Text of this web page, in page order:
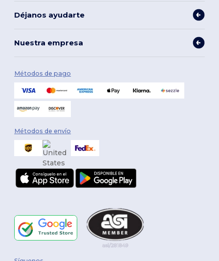
Déjanos ayudarte
Nuestra empresa
Métodos de pago
Métodos de envío